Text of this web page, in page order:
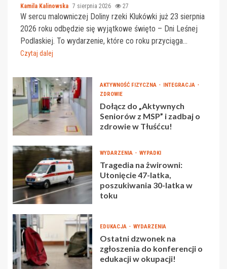
Kamila Kalinowska 7 sierpnia 2026 27
W sercu malowniczej Doliny rzeki Klukówki już 23 sierpnia
2026 roku odbędzie się wyjątkowe święto – Dni Leśnej
Podlaskiej. To wydarzenie, które co roku przyciąga...
Czytaj dalej
AKTYWNOŚĆ FIZYCZNA
INTEGRACJA
ZDROWIE
Dołącz do „Aktywnych
Seniorów z MSP” i zadbaj o
zdrowie w Tłuśćcu!
WYDARZENIA WYPADKI
Tragedia na żwirowni:
Utonięcie 47-latka,
poszukiwania 30-latka w
toku
EDUKACJA WYDARZENIA
Ostatni dzwonek na
zgłoszenia do konferencji o
edukacji w okupacji!